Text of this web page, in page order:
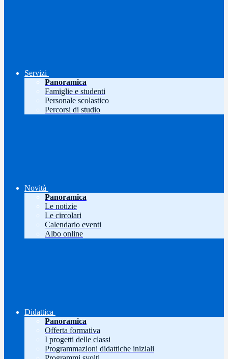
Servizi
Panoramica
Famiglie e studenti
Personale scolastico
Percorsi di studio
Novità
Panoramica
Le notizie
Le circolari
Calendario eventi
Albo online
Didattica
Panoramica
Offerta formativa
I progetti delle classi
Programmazioni didattiche iniziali